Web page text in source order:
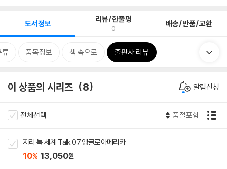
도서정보 리뷰/한줄평
0 배송/반품/교환
류 품목정보 책 속으로 출판사 리뷰
이 상품의 시리즈 8 알림신청
전체선택 품절포함
지리 톡 세계 Talk 07 앵글로아메리카
10% 13,050원